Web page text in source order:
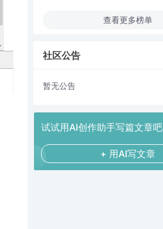
查看更多榜单
社区公告
暂无公告
试试用AI创作助手写篇文章吧
+ 用AI写文章